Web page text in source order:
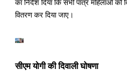
का निर्देश दिया कि सभी पात्र महिलाओं
वितरण कर दिया जाए।
सीएम योगी की दिवाली घोषणा